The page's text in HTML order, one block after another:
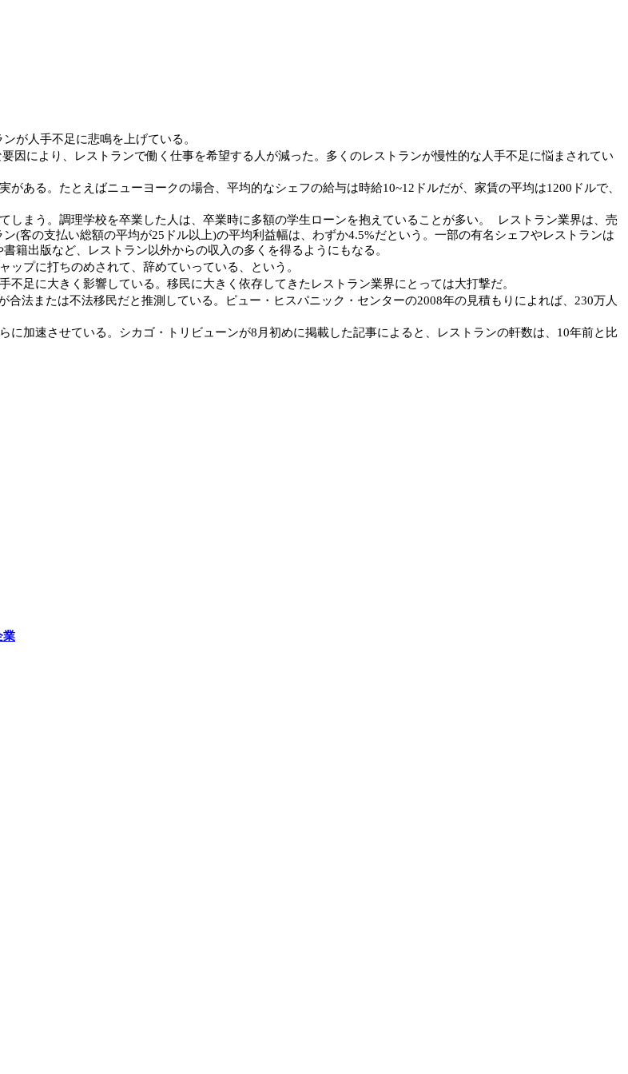
が人手不足に悲鳴を上げている。
因により、レストランで働く仕事を希望する人が減った。多くのレストランが慢性的な人手不足に悩まされてい
る。たとえばニューヨークの場合、平均的なシェフの給与は時給10~12ドルだが、家賃の平均は1200ドルで、
まう。調理学校を卒業した人は、卒業時に多額の学生ローンを抱えていることが多い。 レストラン業界は、売
(客の支払い総額の平均が25ドル以上)の平均利益幅は、わずか4.5%だという。一部の有名シェフやレストランは
籍出版など、レストラン以外からの収入の多くを得るようにもなる。
プに打ちのめされて、辞めていっている、という。
足に大きく影響している。移民に大きく依存してきたレストラン業界にとっては大打撃だ。
法または不法移民だと推測している。ピュー・ヒスパニック・センターの2008年の見積もりによれば、230万人
加速させている。シカゴ・トリビューンが8月初めに掲載した記事によると、レストランの軒数は、10年前と比
業